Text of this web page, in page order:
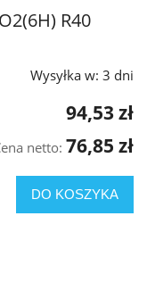
R40
Wysyłka w: 3 dni
94,53 zł
netto: 76,85 zł
DO KOSZYKA